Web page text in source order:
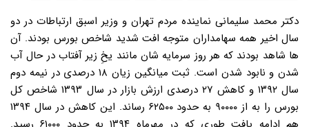
دکتر محمد سلیمانی نماینده مردم تهران و وزیر اسبق ارتباطات در دو
سال اخیر همه سهامداران متوجه افت شدید شاخص بورس بودند. آن
ها شاهد بودند که هر روز سرمایه شان مانند یخِ زیر آفتاب در حال آب
شدن و نابود شدن است. ثبت میانگین زیان ۱۸ درصدی در نیمه دوم
سال ۱۳۹۲ و کاهش ۲۷ درصدی ارزش بازار در سال ۱۳۹۳ شاخص کل
بورس را به از ۹۰۰۰۰ به حدود ۶۲۵۰۰ رساند. این کاهش در سال ۱۳۹۴